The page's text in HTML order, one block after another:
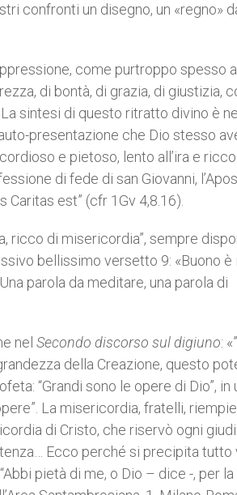
confronti un disegno, un «regno»
come purtroppo spesso
di bontà, di grazia, di giustizia,
sintesi di questo ritratto divino è nel
presentazione che Dio stesso
e pietoso, lento all’ira e
di fede di san Giovanni,
est” (cfr 1Gv 4,8.16).
ricco di misericordia”, sempre
bellissimo versetto 9: «Buono è il
parola da meditare, una parola di
nel Secondo discorso sul digiuno:
della Creazione, questo
“Grandi sono le opere di Dio”, in
La misericordia, fratelli, riempie
di Cristo, che riservò ogni
Ecco perché si precipita tutto
pietà di me, o Dio – dice -, per la